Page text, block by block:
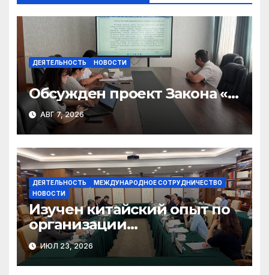
ДЕЯТЕЛЬНОСТЬ НОВОСТИ
Обсужден проект Закона «О
финансовом штрафе»
АВГ 7, 2026
ДЕЯТЕЛЬНОСТЬ
МЕЖДУНАРОДНОЕ СОТРУДНИЧЕСТВО
НОВОСТИ
Изучен китайский опыт по
организации
общественного консенсуса
и инклюзивного диалога
ИЮЛ 23, 2026